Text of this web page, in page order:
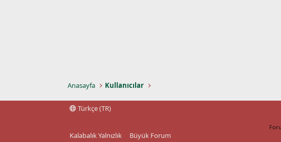
Anasayfa Kullanıcılar
Türkçe (TR)
Kalabalık Yalnızlık Büyük Forum